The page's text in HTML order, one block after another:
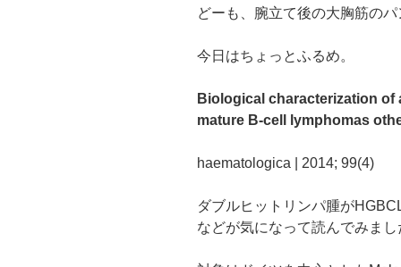
どーも、腕立て後の大胸筋の
今日はちょっとふるめ。
Biological characterization of
mature B-cell lymphomas
haematologica | 2014; 99(4)
ダブルヒットリンパ腫が
などが気になって読んでみまし